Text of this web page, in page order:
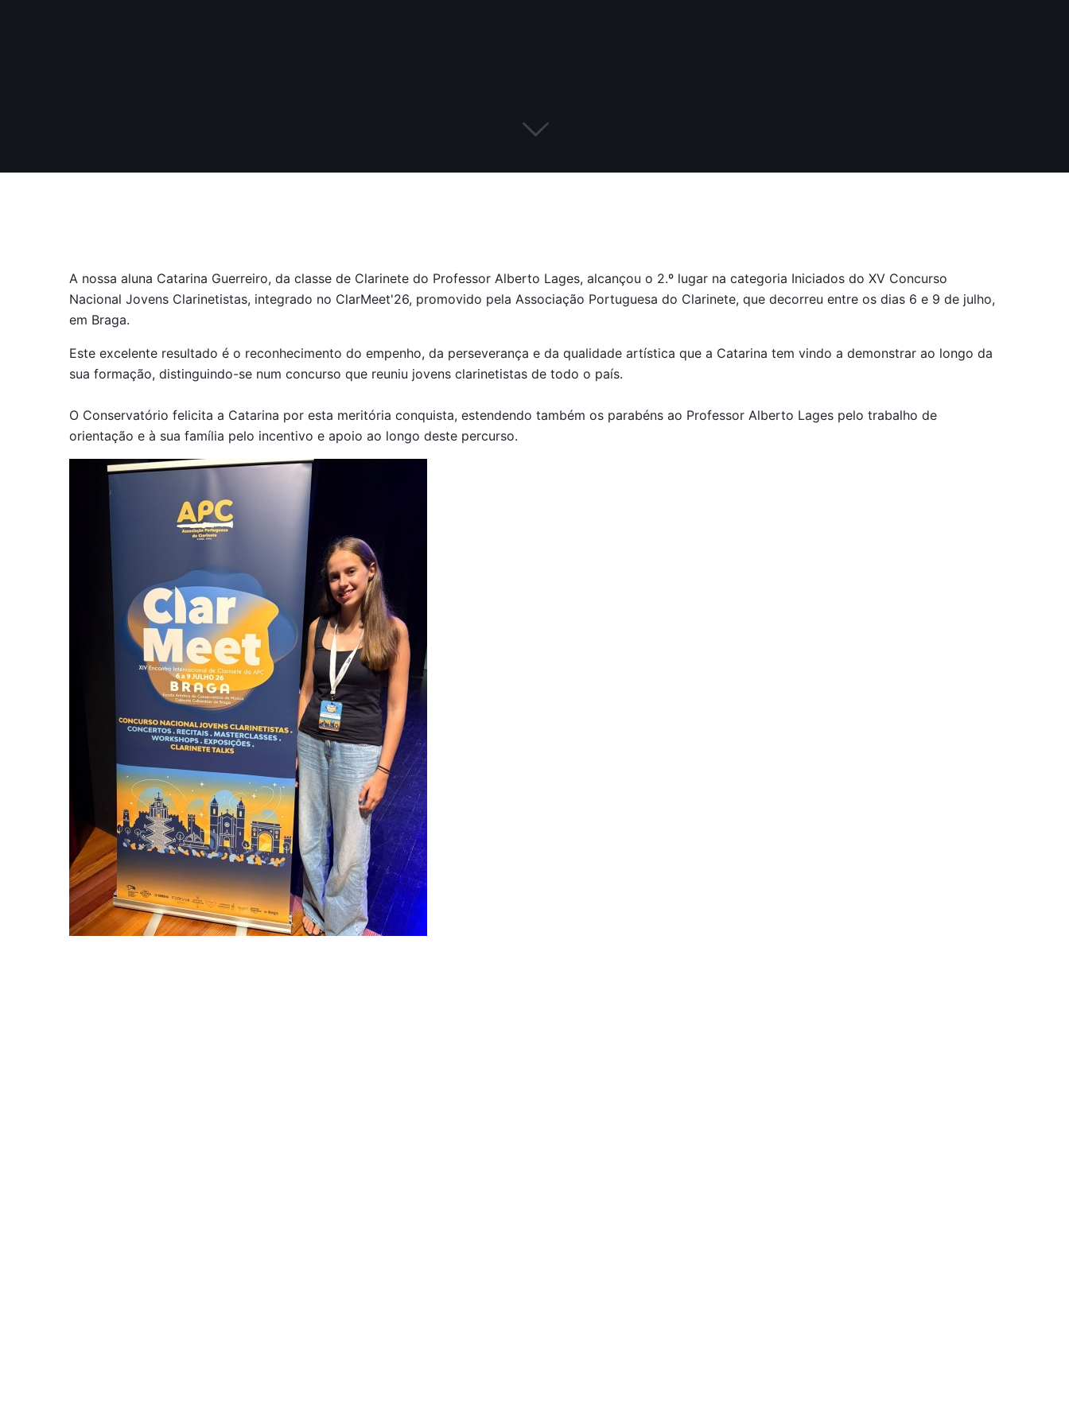
A nossa aluna Catarina Guerreiro, da classe de Clarinete do Professor Alberto Lages, alcançou o 2.º lugar na categoria Iniciados do XV Concurso
Nacional Jovens Clarinetistas, integrado no ClarMeet'26, promovido pela Associação Portuguesa do Clarinete, que decorreu entre os dias 6 e 9 de julho,
em Braga.
Este excelente resultado é o reconhecimento do empenho, da perseverança e da qualidade artística que a Catarina tem vindo a demonstrar ao longo da
sua formação, distinguindo-se num concurso que reuniu jovens clarinetistas de todo o país.
O Conservatório felicita a Catarina por esta meritória conquista, estendendo também os parabéns ao Professor Alberto Lages pelo trabalho de
orientação e à sua família pelo incentivo e apoio ao longo deste percurso.